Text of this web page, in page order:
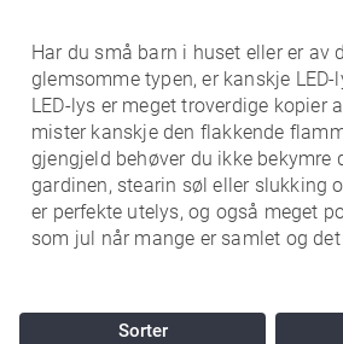
Har du små barn i huset eller er av
glemsomme typen, er kanskje LED-
LED-lys er meget troverdige kopier
mister kanskje den flakkende
gjengjeld behøver du ikke bekymre
gardinen, stearin søl eller slukking
er perfekte utelys, og også meget
som jul når mange er samlet og
Sorter